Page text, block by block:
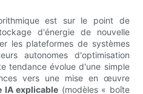
est sur le point de
d'énergie de nouvelle
les plateformes de systèmes
autonomes d'optimisation
tendance évolue d'une simple
vers une mise en œuvre
IA explicable (modèles « boîte